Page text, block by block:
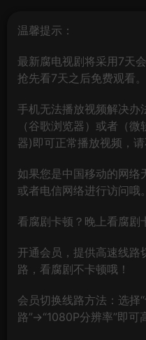
温馨提示：
最新腐电视剧将采用7天
抢先看7天之后免费观看。
手机无法播放视频解决办
（谷歌浏览器）或者（
器)即可正常播放视频，请
如果您是中国移动的网络
或者电信网络进行访问哦。
看腐剧卡顿？晚上看腐剧
开通会员，提供高速线路
路，看腐剧不卡顿哦！
会员切换线路方法：选择
路”→“1080P分辨率”即可